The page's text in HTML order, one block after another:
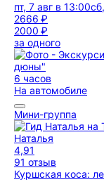
пт, 7 авг в 13:00
2666 ₽
2000 ₽
за одного
6 часов
На автомобиле
Мини-группа
Наталья
4,91
91 отзыв
Куршская коса: